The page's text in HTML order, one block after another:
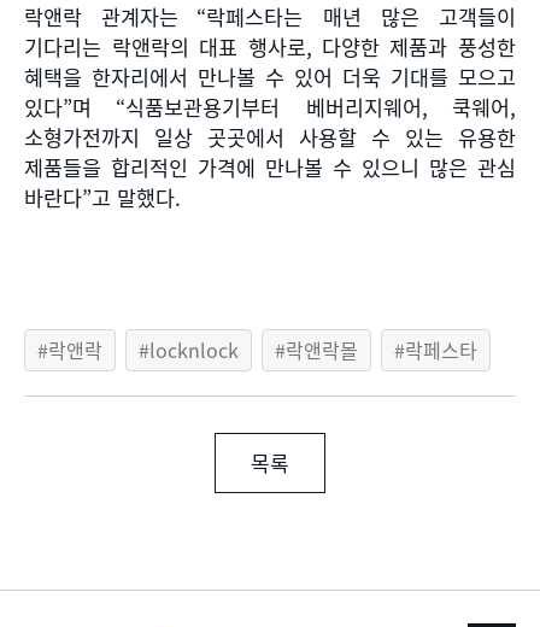
락앤락 관계자는 “락페스타는 매년 많은 고객들이
기다리는 락앤락의 대표 행사로, 다양한 제품과 풍성한
혜택을 한자리에서 만나볼 수 있어 더욱 기대를 모으고
있다”며 “식품보관용기부터 베버리지웨어, 쿡웨어,
소형가전까지 일상 곳곳에서 사용할 수 있는 유용한
제품들을 합리적인 가격에 만나볼 수 있으니 많은 관심
바란다”고 말했다.
락앤락 locknlock 락앤락몰 락페스타
목록